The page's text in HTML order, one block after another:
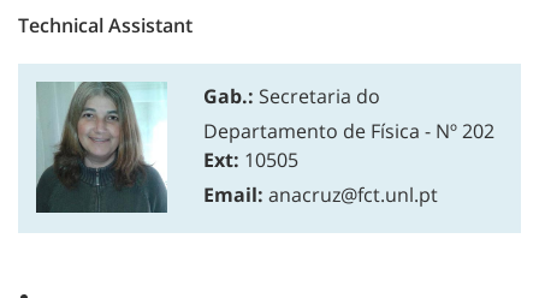
Technical Assistant
Gab.: Secretaria do
Departamento de Física - Nº 202
Ext: 10505
Email: anacruz@fct.unl.pt